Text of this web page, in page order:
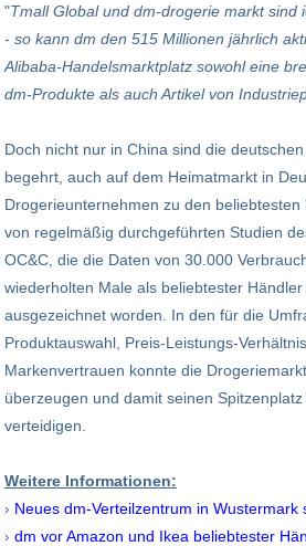
"Tmall Global und dm-drogerie markt sind
- so kann dm den 515 Millionen jährlich
Alibaba-Handelsmarktplatz sowohl eine
dm-Produkte als auch Artikel von
Doch nicht nur in China sind die
begehrt, auch auf dem Heimatmarkt in
Drogerie­unter­nehmen zu den beliebtesten
von regelmäßig durchgeführten Studien
OC&C, die die Daten von 30.000
wiederholten Male als beliebtester
ausgezeichnet worden. In den für die
Produktauswahl, Preis-Leistungs-
Markenvertrauen konnte die
überzeugen und damit seinen
verteidigen.
Weitere Informationen:
› Neues dm-Verteil­zentrum in Wustermark
› dm vor Amazon und Ikea beliebtester